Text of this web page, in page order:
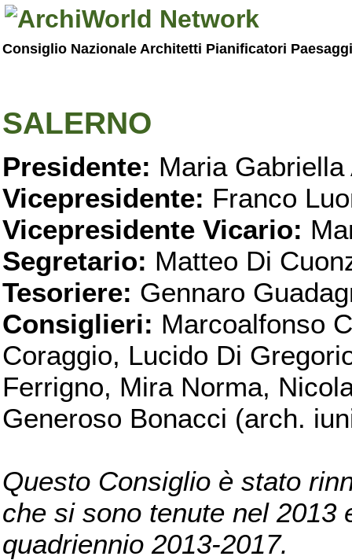
Consiglio Nazionale Architetti Pianificatori
SALERNO
Presidente: Maria Gabriella
Vicepresidente: Franco
Vicepresidente Vicario:
Segretario: Matteo Di
Tesoriere: Gennaro
Consiglieri: Marcoalfonso
Coraggio, Lucido Di
Ferrigno, Mira Norma,
Generoso Bonacci (arch.
Questo Consiglio è stato
che si sono tenute nel 2013
quadriennio 2013-2017.